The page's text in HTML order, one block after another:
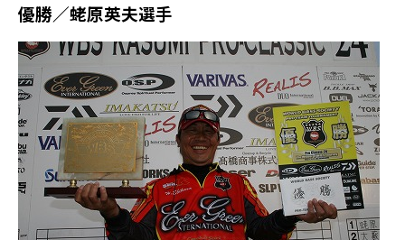
優勝／蛯原英夫選手